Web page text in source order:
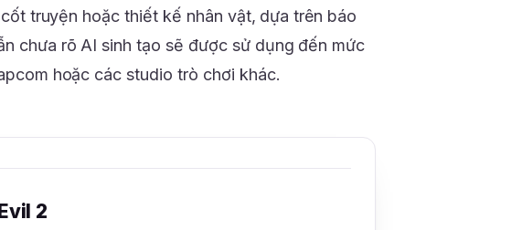
truyện hoặc thiết kế nhân vật, dựa trên báo
chưa rõ AI sinh tạo sẽ được sử dụng đến mức
hoặc các studio trò chơi khác.
2